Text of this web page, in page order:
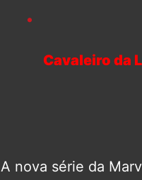
Cavaleiro da
A nova série da